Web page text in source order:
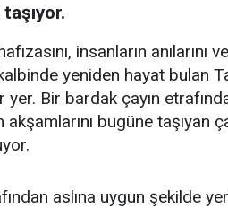
insanların anılarını
yeniden hayat bulan
Bir bardak çayın
akşamlarını bugüne
aslına uygun şekilde